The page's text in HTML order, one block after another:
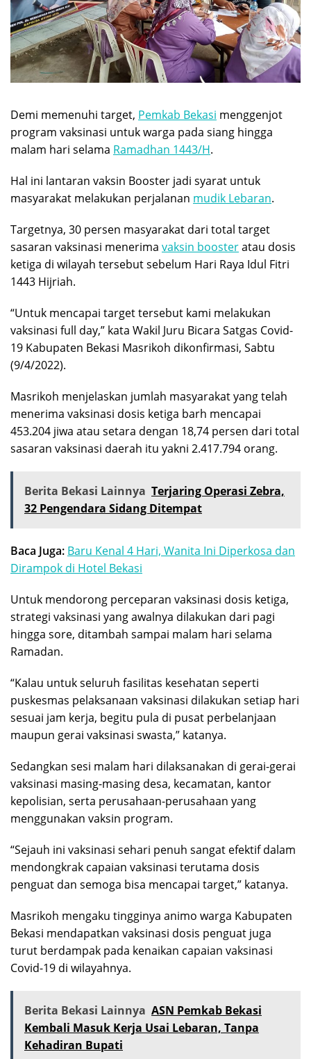
Demi memenuhi target, Pemkab Bekasi menggenjot
program vaksinasi untuk warga pada siang hingga
malam hari selama Ramadhan 1443/H.
Hal ini lantaran vaksin Booster jadi syarat untuk
masyarakat melakukan perjalanan mudik Lebaran.
Targetnya, 30 persen masyarakat dari total target
sasaran vaksinasi menerima vaksin boosteratau dosis
ketiga di wilayah tersebut sebelum Hari Raya Idul Fitri
1443 Hijriah.
“Untuk mencapai target tersebut kami melakukan
vaksinasi full day,” kata Wakil Juru Bicara Satgas Covid-
19 Kabupaten Bekasi Masrikoh dikonfirmasi, Sabtu
(9/4/2022).
Masrikoh menjelaskan jumlah masyarakat yang telah
menerima vaksinasi dosis ketiga barh mencapai
453.204 jiwa atau setara dengan 18,74 persen dari total
sasaran vaksinasi daerah itu yakni 2.417.794 orang.
Berita Bekasi Lainnya Terjaring Operasi Zebra,
32 Pengendara Sidang Ditempat
Baca Juga: Baru Kenal 4 Hari, Wanita Ini Diperkosa dan
Dirampok di Hotel Bekasi
Untuk mendorong perceparan vaksinasi dosis ketiga,
strategi vaksinasi yang awalnya dilakukan dari pagi
hingga sore, ditambah sampai malam hari selama
Ramadan.
“Kalau untuk seluruh fasilitas kesehatan seperti
puskesmas pelaksanaan vaksinasi dilakukan setiap hari
sesuai jam kerja, begitu pula di pusat perbelanjaan
maupun gerai vaksinasi swasta,” katanya.
Sedangkan sesi malam hari dilaksanakan di gerai-gerai
vaksinasi masing-masing desa, kecamatan, kantor
kepolisian, serta perusahaan-perusahaan yang
menggunakan vaksin program.
“Sejauh ini vaksinasi sehari penuh sangat efektif dalam
mendongkrak capaian vaksinasi terutama dosis
penguat dan semoga bisa mencapai target,” katanya.
Masrikoh mengaku tingginya animo warga Kabupaten
Bekasi mendapatkan vaksinasi dosis penguat juga
turut berdampak pada kenaikan capaian vaksinasi
Covid-19 di wilayahnya.
Berita Bekasi Lainnya ASN Pemkab Bekasi
Kembali Masuk Kerja Usai Lebaran, Tanpa
Kehadiran Bupati